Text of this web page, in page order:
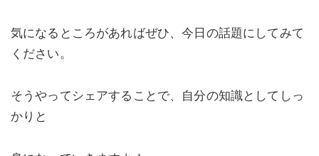
気になるところがあればぜひ、今日の話題にしてみて
ください。
そうやってシェアすることで、自分の知識としてしっ
かりと